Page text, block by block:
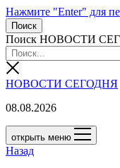
Нажмите "Enter" для
Поиск
Поиск НОВОСТИ
НОВОСТИ СЕГОДНЯ
08.08.2026
открыть меню
Назад